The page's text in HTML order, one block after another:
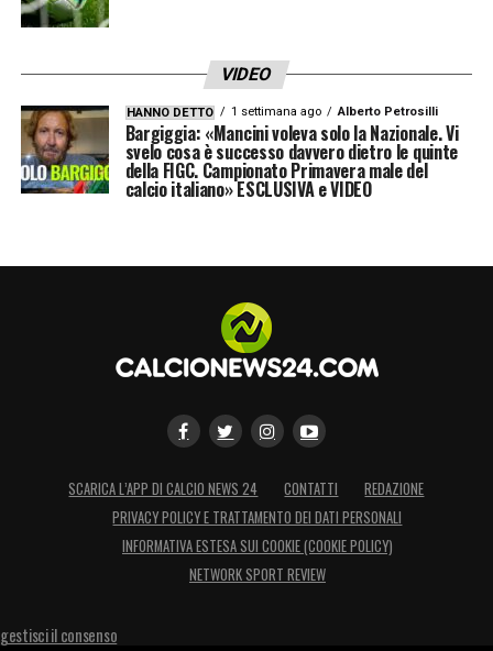
VIDEO
HANNO DETTO 1 settimana ago Alberto Petrosilli
Bargiggia: «Mancini voleva solo la Nazionale. Vi
svelo cosa è successo davvero dietro le quinte
della FIGC. Campionato Primavera male del
calcio italiano» ESCLUSIVA e VIDEO
SCARICA L’APP DI CALCIO NEWS 24 CONTATTI
REDAZIONE
PRIVACY POLICY E TRATTAMENTO DEI DATI PERSONALI
INFORMATIVA ESTESA SUI COOKIE (COOKIE POLICY)
NETWORK SPORT REVIEW
gestisci il consenso